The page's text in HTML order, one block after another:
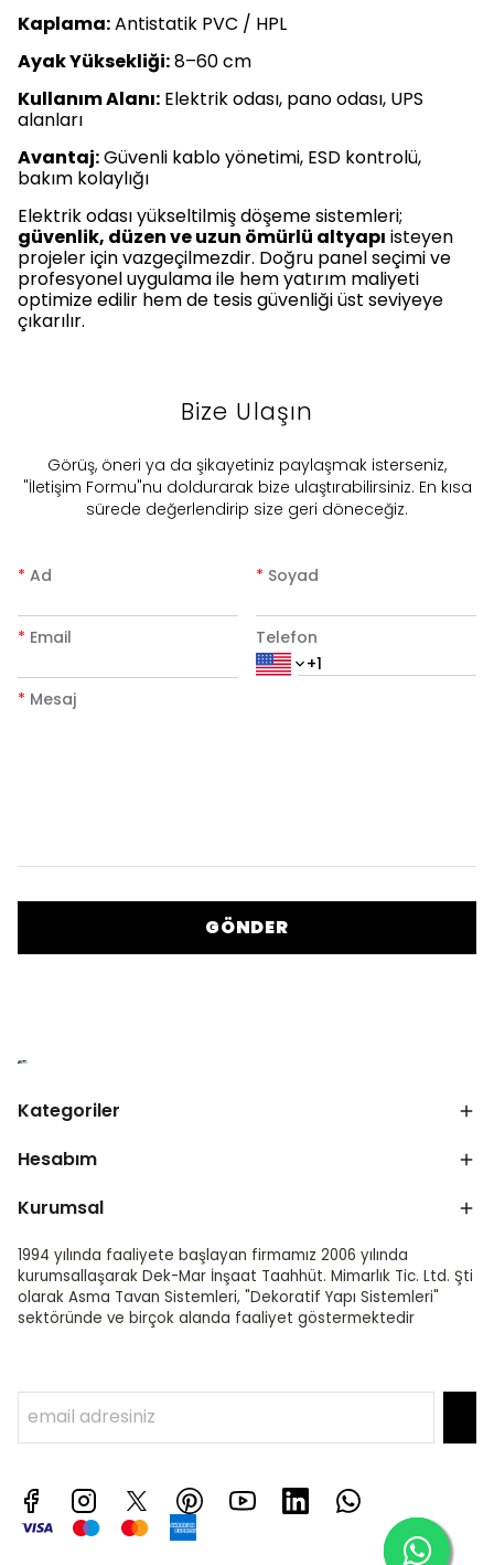
Kaplama:Antistatik PVC / HPL
Ayak Yüksekliği:8–60 cm
Kullanım Alanı: Elektrik odası, pano odası, UPS
alanları
Avantaj:Güvenli kablo yönetimi, ESD kontrolü,
bakım kolaylığı
Elektrik odası yükseltilmiş döşeme sistemleri;
güvenlik, düzen ve uzun ömürlü altyapı isteyen
projeler için vazgeçilmezdir. Doğru panel seçimi ve
profesyonel uygulama ile hem yatırım maliyeti
optimize edilir hem de tesis güvenliği üst seviyeye
çıkarılır.
Bize Ulaşın
​Görüş, öneri ya da şikayetiniz paylaşmak isterseniz,
"İletişim Formu"nu doldurarak bize ulaştırabilirsiniz. En kısa
sürede değerlendirip size geri döneceğiz.
* Ad * Soyad
* Email Telefon
* Mesaj
GÖNDER
Kategoriler
Hesabım
Kurumsal
1994 yılında faaliyete başlayan firmamız 2006 yılında
kurumsallaşarak Dek-Mar İnşaat Taahhüt. Mimarlık Tic. Ltd. Şti
olarak Asma Tavan Sistemleri, "Dekoratif Yapı Sistemleri"
sektöründe ve birçok alanda faaliyet göstermektedir